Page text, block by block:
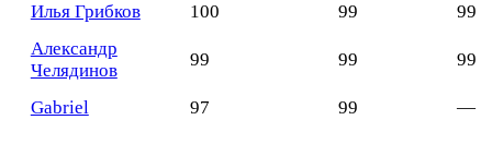
Илья Грибков 100 99
99
Александр
Челядинов
99 99 99
Gabriel 97 99 —